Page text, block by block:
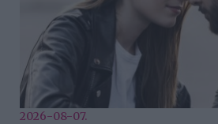
2026-08-07.